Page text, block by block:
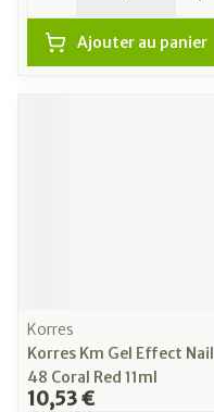
Ajouter au panier
Korres
Korres Km Gel Effect Nail
48 Coral Red 11ml
10,53 €